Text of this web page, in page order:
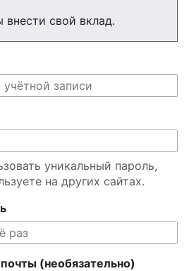
внести свой вклад.
уникальный пароль,
на других сайтах.
(необязательно)